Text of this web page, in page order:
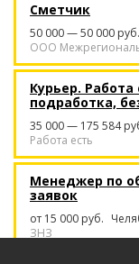
Сметчик
50 000 — 50 000 руб.
ООО
Курьер.
подработка,
35 000 — 175 584
Работа есть
Менеджер по
заявок
от 15 000 руб.
ЗНЗ